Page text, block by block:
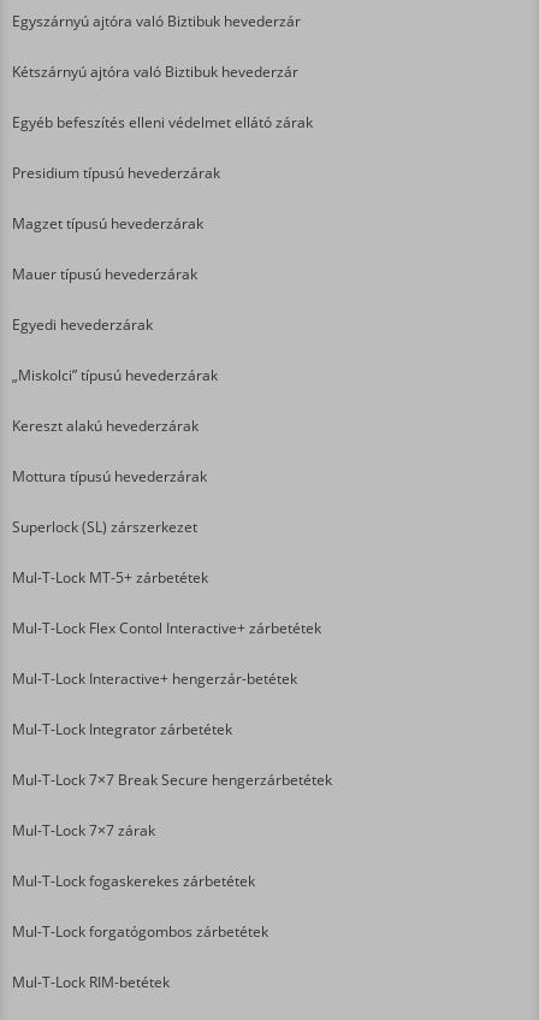
Egyszárnyú ajtóra való Biztibuk hevederzár
Kétszárnyú ajtóra való Biztibuk hevederzár
Egyéb befeszítés elleni védelmet ellátó zárak
Presidium típusú hevederzárak
Magzet típusú hevederzárak
Mauer típusú hevederzárak
Egyedi hevederzárak
„Miskolci” típusú hevederzárak
Kereszt alakú hevederzárak
Mottura típusú hevederzárak
Superlock (SL) zárszerkezet
Mul-T-Lock MT-5+ zárbetétek
Mul-T-Lock Flex Contol Interactive+ zárbetétek
Mul-T-Lock Interactive+ hengerzár-betétek
Mul-T-Lock Integrator zárbetétek
Mul-T-Lock 7×7 Break Secure hengerzárbetétek
Mul-T-Lock 7×7 zárak
Mul-T-Lock fogaskerekes zárbetétek
Mul-T-Lock forgatógombos zárbetétek
Mul-T-Lock RIM-betétek